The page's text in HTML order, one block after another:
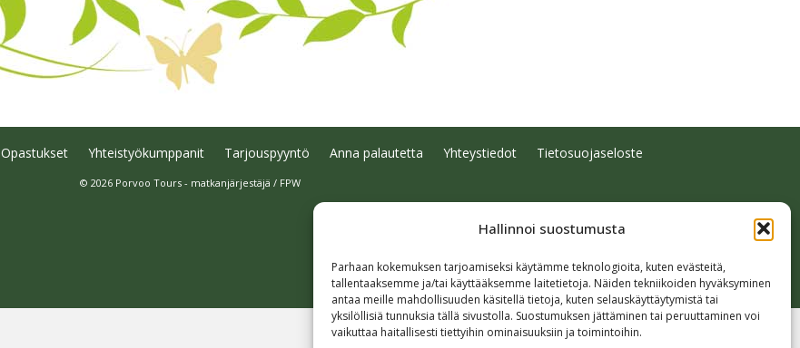
Hallinnoi suostumusta
Parhaan kokemuksen tarjoamiseksi käytämme teknologioita, kuten evästeitä,
tallentaaksemme ja/tai käyttääksemme laitetietoja. Näiden tekniikoiden hyväksyminen
antaa meille mahdollisuuden käsitellä tietoja, kuten selauskäyttäytymistä tai
yksilöllisiä tunnuksia tällä sivustolla. Suostumuksen jättäminen tai peruuttaminen voi
vaikuttaa haitallisesti tiettyihin ominaisuuksiin ja toimintoihin.
Opastukset Yhteistyökumppanit Tarjouspyyntö Anna palautetta Yhteystiedot Tietosuojaseloste
© 2026 Porvoo Tours - matkanjärjestäjä / FPW